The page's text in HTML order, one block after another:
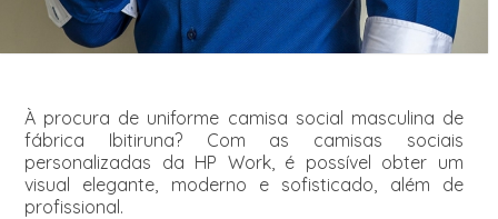
À procura de uniforme camisa social masculina de
fábrica Ibitiruna? Com as camisas sociais
personalizadas da HP Work, é possível obter um
visual elegante, moderno e sofisticado, além de
profissional.